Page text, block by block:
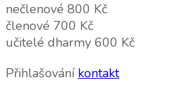
nečlenové 800 Kč
členové 700 Kč
učitelé dharmy 600 Kč
Přihlašování kontakt